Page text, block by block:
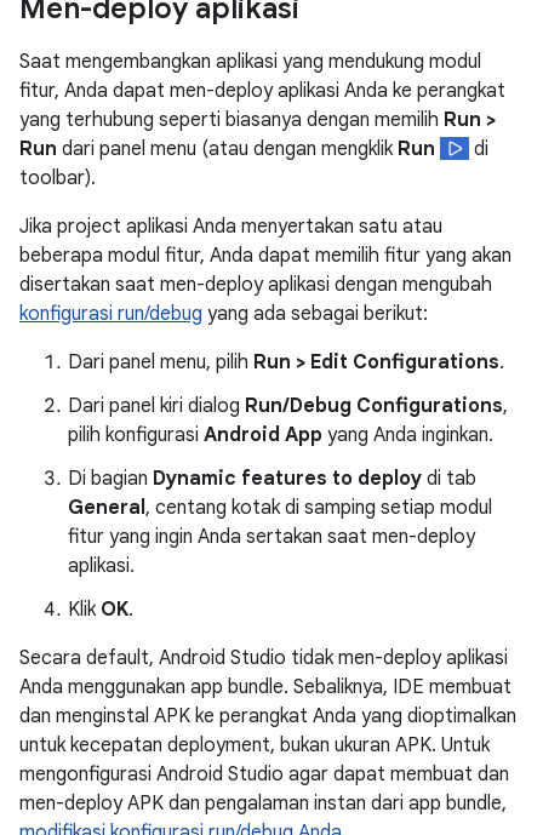
Men-deploy aplikasi
Saat mengembangkan aplikasi yang mendukung modul
fitur, Anda dapat men-deploy aplikasi Anda ke perangkat
yang terhubung seperti biasanya dengan memilih Run >
Run dari panel menu (atau dengan mengklik Run
di
toolbar).
Jika project aplikasi Anda menyertakan satu atau
beberapa modul fitur, Anda dapat memilih fitur yang akan
disertakan saat men-deploy aplikasi dengan mengubah
konfigurasi run/debug yang ada sebagai berikut:
Dari panel menu, pilih Run > Edit Configurations.
Dari panel kiri dialog Run/Debug Configurations,
pilih konfigurasi Android App yang Anda inginkan.
Di bagian Dynamic features to deploy di tab
General, centang kotak di samping setiap modul
fitur yang ingin Anda sertakan saat men-deploy
aplikasi.
Klik OK.
Secara default, Android Studio tidak men-deploy aplikasi
Anda menggunakan app bundle. Sebaliknya, IDE membuat
dan menginstal APK ke perangkat Anda yang dioptimalkan
untuk kecepatan deployment, bukan ukuran APK. Untuk
mengonfigurasi Android Studio agar dapat membuat dan
men-deploy APK dan pengalaman instan dari app bundle,